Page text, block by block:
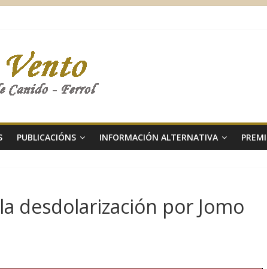
PUBLICACIÓNS INFORMACIÓN ALTERNATIVA
desdolarización por Jomo